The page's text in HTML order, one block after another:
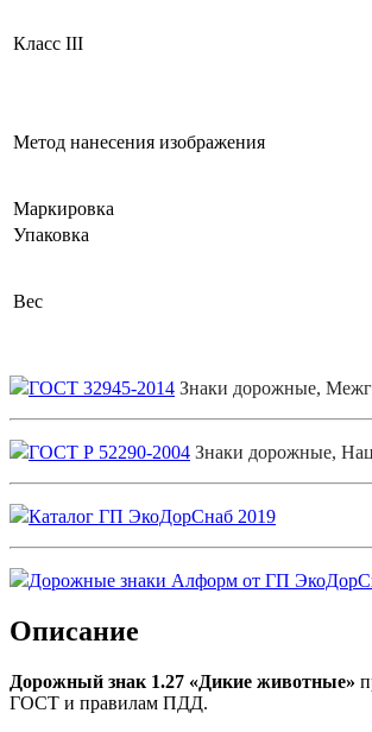
Класс III
Метод нанесения изображения
Маркировка
Упаковка
Вес
ГОСТ 32945-2014 Знаки дорожные,
ГОСТ Р 52290-2004 Знаки дорожные,
Каталог ГП ЭкоДорСнаб 2019
Дорожные знаки Алформ от ГП
Описание
Дорожный знак 1.27 «Дикие животные»
ГОСТ и правилам ПДД.